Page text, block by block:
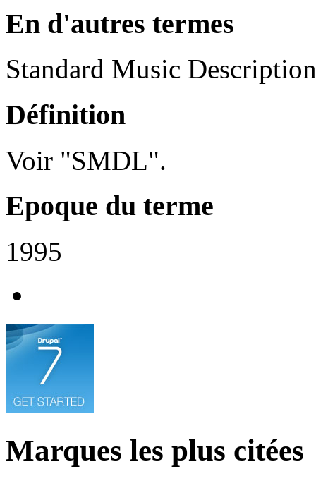
En d'autres termes
Standard Music
Définition
Voir "SMDL".
Epoque du terme
1995
Marques les plus citées